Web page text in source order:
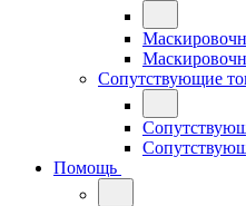
Сопутствующие
Помощь